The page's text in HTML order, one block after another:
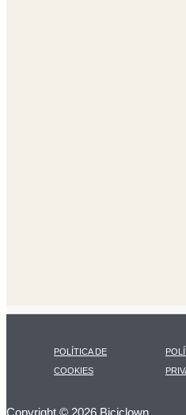
POLÍTICA DE
COOKIES
Copyright © 2026 Biciclown